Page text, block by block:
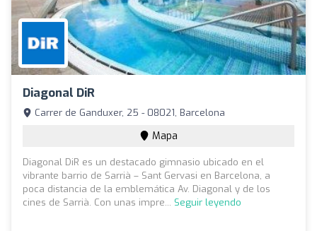
Diagonal DiR
Carrer de Ganduxer, 25 - 08021, Barcelona
Mapa
Diagonal DiR es un destacado gimnasio ubicado en el
vibrante barrio de Sarrià – Sant Gervasi en Barcelona, a
poca distancia de la emblemática Av. Diagonal y de los
cines de Sarrià. Con unas impre... Seguir leyendo